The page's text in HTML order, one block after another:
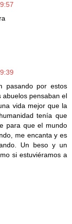
pasando por estos
abuelos pensaban el
vida mejor que la
tenía que
para que el mundo
me encanta y es
Un beso y un
si estuviéramos a